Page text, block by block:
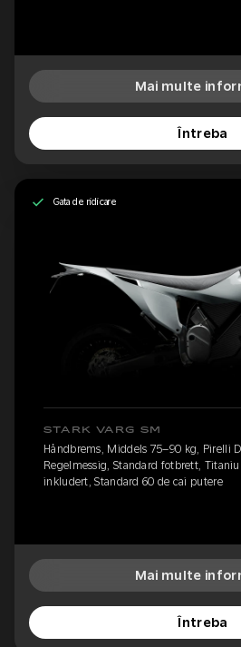
Mai multe
Întreba
Gata de ridicare
STARK VARG SM
Håndbrems, Middels 75–90 kg, Pirelli
Regelmessig, Standard fotbrett,
inkludert, Standard 60 de cai putere
Mai multe
Întreba